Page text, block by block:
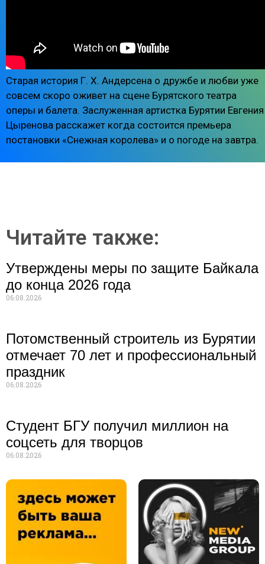
Старая история Г. Х. Андерсена о дружбе и любви уже
совсем скоро оживет на сцене Бурятского театра
оперы и балета. Заслуженная артистка Бурятии Евгения
Цыренова расскажет когда состоится премьера
постановки «Снежная королева» и о погоде на завтра.
Читайте также:
Утверждены меры по защите Байкала
до конца 2026 года
06.08.2026
Потомственный строитель из Бурятии
отмечает 70 лет и профессиональный
праздник
06.08.2026
Студент БГУ получил миллион на
соцсеть для творцов
06.08.2026